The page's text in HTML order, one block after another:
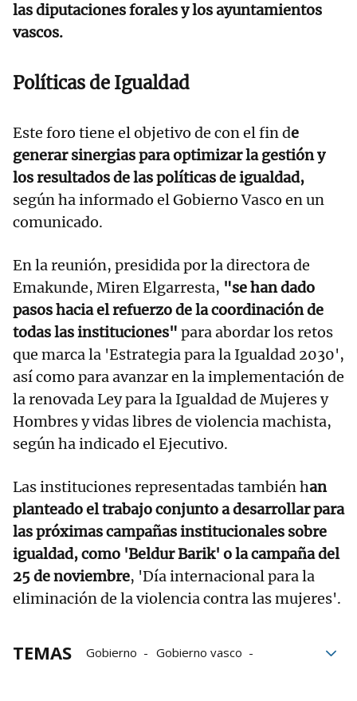
las diputaciones forales y los ayuntamientos
vascos.
Políticas de Igualdad
Este foro tiene el objetivo de con el fin de
generar sinergias para optimizar la gestión y
los resultados de las políticas de igualdad,
según ha informado el Gobierno Vasco en un
comunicado.
En la reunión, presidida por la directora de
Emakunde, Miren Elgarresta, "se han dado
pasos hacia el refuerzo de la coordinación de
todas las instituciones" para abordar los retos
que marca la 'Estrategia para la Igualdad 2030',
así como para avanzar en la implementación de
la renovada Ley para la Igualdad de Mujeres y
Hombres y vidas libres de violencia machista,
según ha indicado el Ejecutivo.
Las instituciones representadas también han
planteado el trabajo conjunto a desarrollar para
las próximas campañas institucionales sobre
igualdad, como 'Beldur Barik' o la campaña del
25 de noviembre, 'Día internacional para la
eliminación de la violencia contra las mujeres'.
TEMAS Gobierno
Gobierno vasco